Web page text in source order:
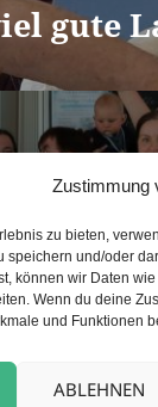
Zustimmung
zu bieten,
speichern und/oder
können wir Daten
Wenn du deine
und Funktionen
ABLEHNEN
gute